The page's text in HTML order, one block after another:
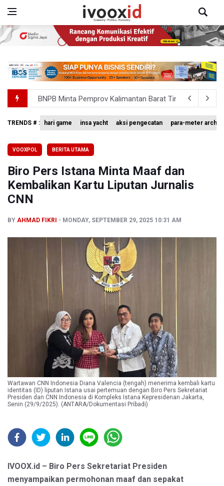
BNPB Minta Pemprov Kalimantan Barat Tinjau Kembali
Kemensos Targetkan 150 Ribu Siswa Masuk Program
Tim 9 Kejagung Periksa Febrie Adransayah sebagai
BPIP: Satu Siswa Sekolah Rakyat Jadi Calon Paskibraka
TRENDS # : hari game insa yacht aksi pengecatan para-meter
VOOXPOL BERITA UTAMA
Biro Pers Istana Minta Maaf dan
Kembalikan Kartu Liputan Jurnalis
CNN
BY AHMAD FIKRI MONDAY, SEPTEMBER 29, 2025 10:31 AM
Wartawan CNN Indonesia Diana Valencia (tengah) menerima kembali kartu
identitas (ID) liputan Istana usai pertemuan dengan Biro Pers Sekretariat
Presiden dan CNN Indonesia di Kompleks Istana Kepresidenan Jakarta,
Senin (29/9/2025). (ANTARA/Dokumentasi Pribadi)
IVOOX.id – Biro Pers Sekretariat Presiden
menyampaikan permohonan maaf dan sepakat